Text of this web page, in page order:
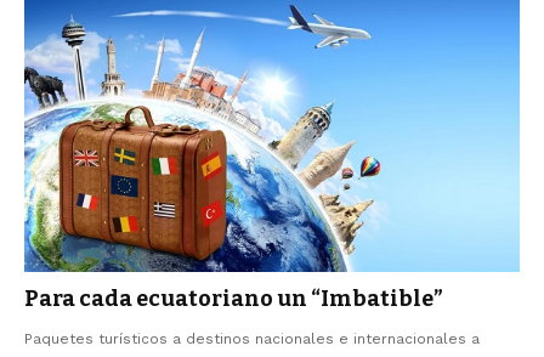
Para cada ecuatoriano un “Imbatible”
Paquetes turísticos a destinos nacionales e internacionales a